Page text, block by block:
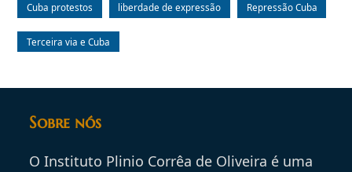
Cuba protestos liberdade de expressão Repressão Cuba
Terceira via e Cuba
Sobre nós
O Instituto Plinio Corrêa de Oliveira é uma